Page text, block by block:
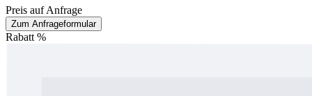
Preis auf Anfrage
Zum Anfrageformular
Rabatt %